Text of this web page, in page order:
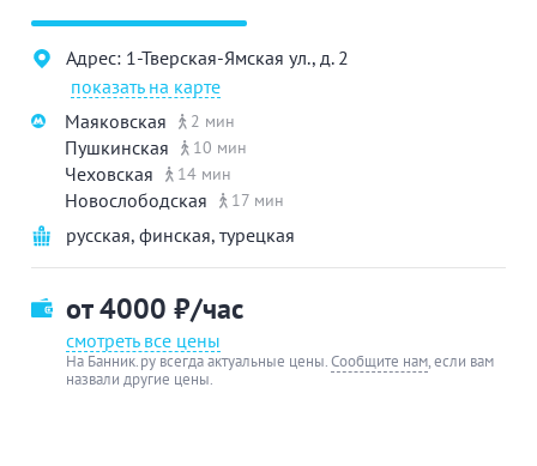
Адрес: 1-Тверская-Ямская ул., д. 2
показать на карте
Маяковская
2 мин
Пушкинская 10 мин
Чеховская 14 мин
Новослободская 17 мин
русская, финская, турецкая
от 4000 ₽/час
смотреть все цены
На Банник.ру всегда актуальные цены.Сообщите нам, если вам
назвали другие цены.